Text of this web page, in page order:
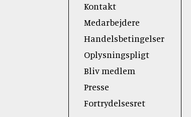
Kontakt
Medarbejdere
Handelsbetingelser
Oplysningspligt
Bliv medlem
Presse
Fortrydelsesret